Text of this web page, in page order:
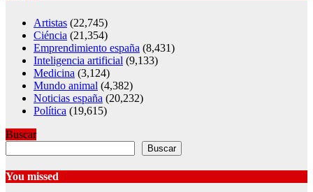
Artistas (22,745)
Ciéncia (21,354)
Emprendimiento españa (8,431)
Inteligencia artificial (9,133)
Medicina (3,124)
Mundo animal (4,382)
Noticias españa (20,232)
Política (19,615)
Buscar
Buscar
You missed